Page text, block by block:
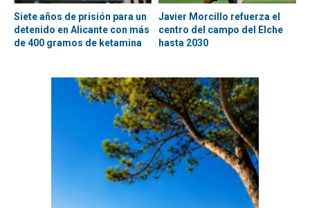
Siete años de prisión para un
detenido en Alicante con más
de 400 gramos de ketamina
Javier Morcillo refuerza el
centro del campo del Elche
hasta 2030